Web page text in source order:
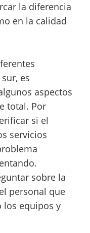
la diferencia
en la calidad
es
aspectos
total. Por
si el
servicios
sobre la
personal que
los equipos y